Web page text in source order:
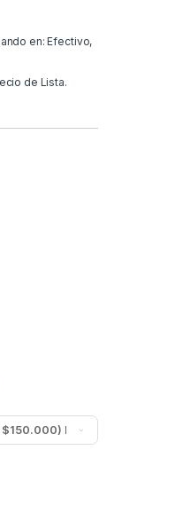
en: Efectivo,
de Lista.